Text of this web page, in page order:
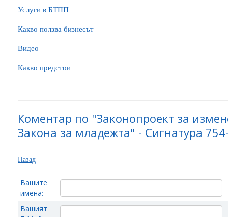
Услуги в БТПП
Какво ползва бизнесът
Видео
Какво предстои
Коментар по "Законопроект за
Закона за младежта" - Сигнатура
Назад
Вашите
имена:
Вашият